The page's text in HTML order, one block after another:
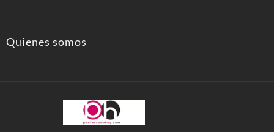
Quienes somos